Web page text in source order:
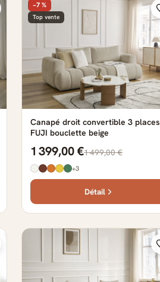
−7 %
Top vente
Canapé droit convertible 3 places
FUJI bouclette beige
1 399,00 €1 499,00 €
+3
Détail